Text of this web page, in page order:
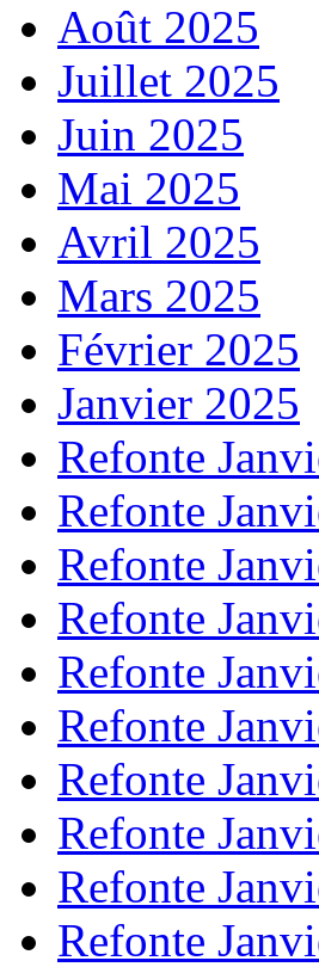
Août 2025
Juillet 2025
Juin 2025
Mai 2025
Avril 2025
Mars 2025
Février 2025
Janvier 2025
Refonte
Refonte
Refonte
Refonte
Refonte
Refonte
Refonte
Refonte
Refonte
Refonte